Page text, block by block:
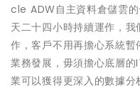
cle ADW自主資料倉儲雲
天二十四小時持續運作，
作，客戶不用再擔心系統
業務發展，毋須擔心底層
業可以獲得更深入的數據分